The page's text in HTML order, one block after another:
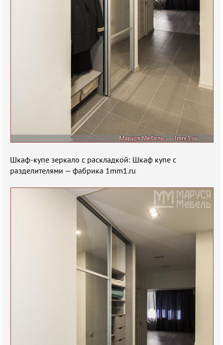
Шкаф-купе зеркало с раскладкой: Шкаф купе с
разделителями — фабрика 1mm1.ru